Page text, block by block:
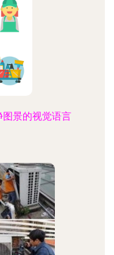
景的视觉语言